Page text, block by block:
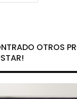
OTROS